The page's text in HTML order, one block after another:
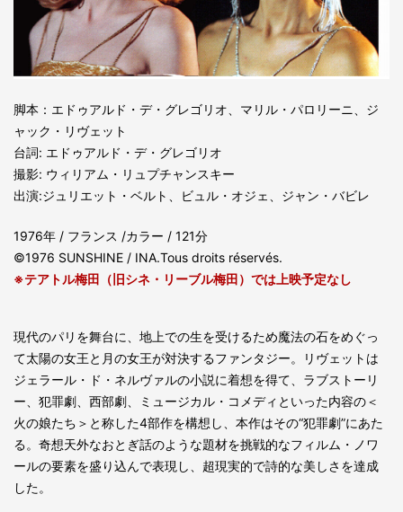
脚本：エドゥアルド・デ・グレゴリオ、マリル・パロリーニ、ジ
ャック・リヴェット
台詞: エドゥアルド・デ・グレゴリオ
撮影: ウィリアム・リュプチャンスキー
出演:ジュリエット・ベルト、ビュル・オジェ、ジャン・バビレ
1976年 / フランス /カラー / 121分
©1976 SUNSHINE / INA.Tous droits réservés.
※テアトル梅田（旧シネ・リーブル梅田）では上映予定なし
現代のパリを舞台に、地上での生を受けるため魔法の石をめぐっ
て太陽の女王と月の女王が対決するファンタジー。リヴェットは
ジェラール・ド・ネルヴァルの小説に着想を得て、ラブストーリ
ー、犯罪劇、西部劇、ミュージカル・コメディといった内容の＜
火の娘たち＞と称した4部作を構想し、本作はその“犯罪劇”にあた
る。奇想天外なおとぎ話のような題材を挑戦的なフィルム・ノワ
ールの要素を盛り込んで表現し、超現実的で詩的な美しさを達成
した。